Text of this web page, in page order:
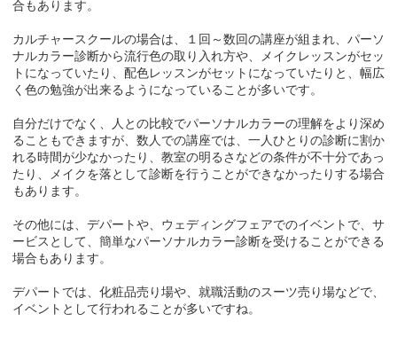
合もあります。
カルチャースクールの場合は、１回～数回の講座が組まれ、パーソ
ナルカラー診断から流行色の取り入れ方や、メイクレッスンがセッ
トになっていたり、配色レッスンがセットになっていたりと、幅広
く色の勉強が出来るようになっていることが多いです。
自分だけでなく、人との比較でパーソナルカラーの理解をより深め
ることもできますが、数人での講座では、一人ひとりの診断に割か
れる時間が少なかったり、教室の明るさなどの条件が不十分であっ
たり、メイクを落として診断を行うことができなかったりする場合
もあります。
その他には、デパートや、ウェディングフェアでのイベントで、サ
ービスとして、簡単なパーソナルカラー診断を受けることができる
場合もあります。
デパートでは、化粧品売り場や、就職活動のスーツ売り場などで、
イベントとして行われることが多いですね。